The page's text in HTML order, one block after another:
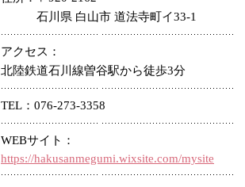
石川県 白山市 道法寺町イ33-1
アクセス
北陸鉄道石川線曽谷駅から徒歩3分
TEL 076-273-3358
WEBサイト
https://hakusanmegumi.wixsite.com/mysite